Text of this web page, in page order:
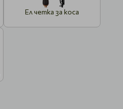
Ел четка за коса